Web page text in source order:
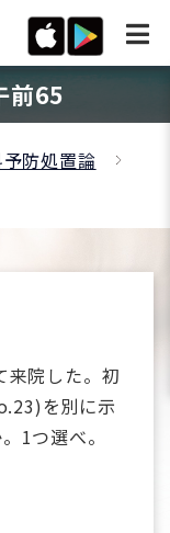
前65
防処置論
来院した。初
を別に示
1つ選べ。